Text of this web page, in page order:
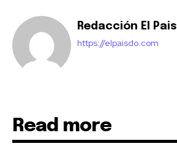
Redacción El Pais
https://elpaisdo.com
Read more